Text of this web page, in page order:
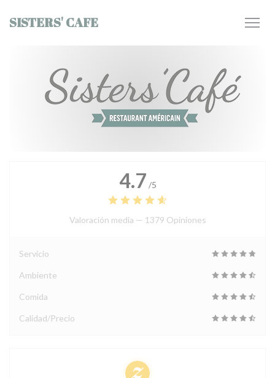
SISTERS' CAFE
4.7 /5
Valoración media — 1379 Opiniones
Servicio
Ambiente
Comida
Calidad/Precio